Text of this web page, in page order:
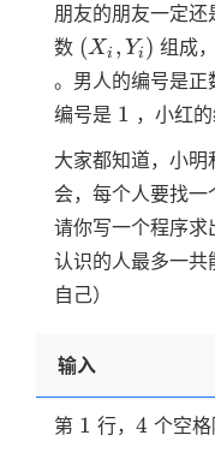
朋友的朋友一定
数 (X_i,Y_i)
(Xi , Yi ) 组成
。男人的编号是正
编号是 1
1 ，小红
大家都知道，小
会，每个人要找一
请你写一个程序求
认识的人最多一共
自己）
输入
第 1
1 行， 4
4 个空